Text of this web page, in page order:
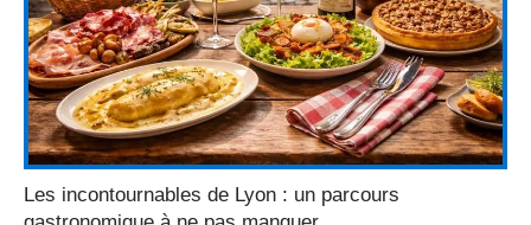
Les incontournables de Lyon : un parcours